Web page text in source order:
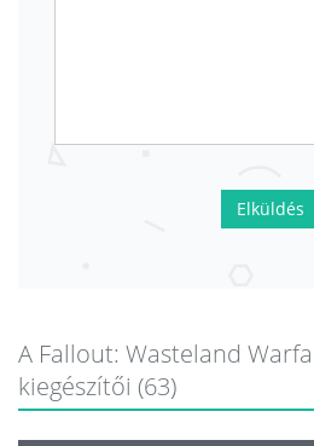
Elküldés
A Fallout: Wasteland
kiegészítői (63)